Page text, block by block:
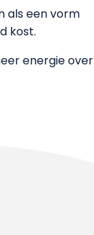
als een vorm
kost.
energie over